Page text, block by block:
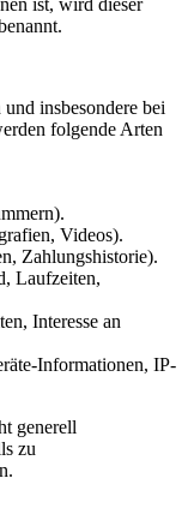
ist, wird dieser
insbesondere bei
folgende Arten
Videos).
Zahlungshistorie).
Laufzeiten,
Interesse an
Informationen, IP-
generell
zu